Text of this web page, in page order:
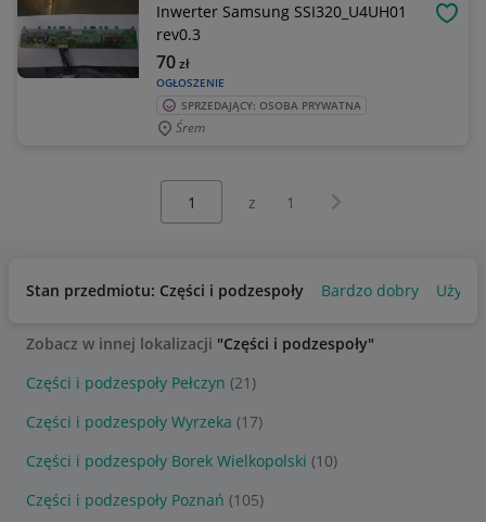
Inwerter Samsung SSI320_U4UH01
rev0.3
OGŁOSZENIE
70zł
SPRZEDAJĄCY: OSOBA PRYWATNA
Śrem
z 1 Następna strona
Stan przedmiotu: Części i podzespoły Bardzo dobry
Zobacz w innej lokalizacji "Części i podzespoły"
Części i podzespoły Pełczyn (21)
Części i podzespoły Wyrzeka (17)
Części i podzespoły Borek Wielkopolski (10)
Części i podzespoły Poznań (105)